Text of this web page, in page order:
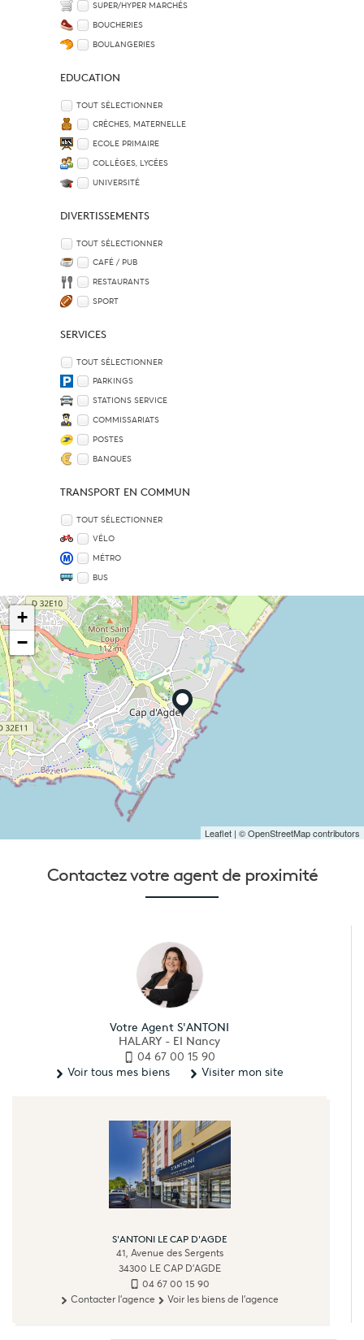
SUPER/HYPER MARCHÉS
BOUCHERIES
BOULANGERIES
EDUCATION
TOUT SÉLECTIONNER
CRÈCHES, MATERNELLE
ECOLE PRIMAIRE
COLLÈGES, LYCÉES
UNIVERSITÉ
DIVERTISSEMENTS
TOUT SÉLECTIONNER
CAFÉ / PUB
RESTAURANTS
SPORT
SERVICES
TOUT SÉLECTIONNER
PARKINGS
STATIONS SERVICE
COMMISSARIATS
POSTES
BANQUES
TRANSPORT EN COMMUN
TOUT SÉLECTIONNER
VÉLO
MÉTRO
BUS
+
−
Leaflet | © OpenStreetMap contributors
Contactez votre agent de proximité
Votre Agent S'ANTONI
HALARY - EI Nancy
04 67 00 15 90
Voir tous mes biens
Visiter mon site
S'ANTONI LE CAP D'AGDE
41, Avenue des Sergents
34300 LE CAP D'AGDE
04 67 00 15 90
Contacter l'agence
Voir les biens de l'agence